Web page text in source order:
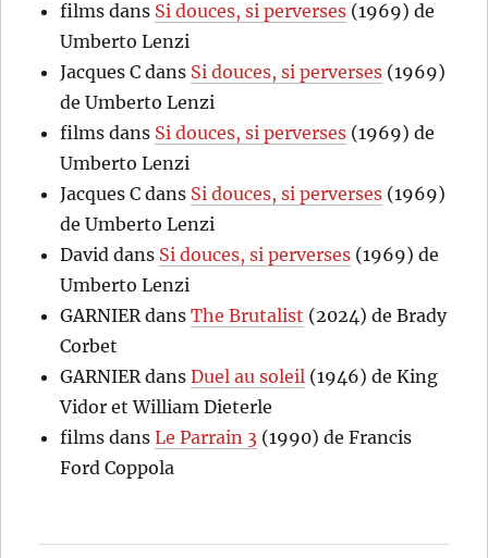
films dans Si douces, si perverses (1969) de
Umberto Lenzi
Jacques C dans Si douces, si perverses (1969)
de Umberto Lenzi
films dans Si douces, si perverses (1969) de
Umberto Lenzi
Jacques C dans Si douces, si perverses (1969)
de Umberto Lenzi
David dans Si douces, si perverses (1969) de
Umberto Lenzi
GARNIERdansThe Brutalist (2024) de Brady
Corbet
GARNIERdansDuel au soleil (1946) de King
Vidor et William Dieterle
films dansLe Parrain 3 (1990) de Francis
Ford Coppola